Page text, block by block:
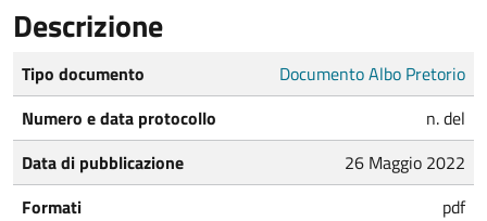
Descrizione
Tipo documento
Documento Albo Pretorio
Numero e data protocollo
n. del
Data di pubblicazione
26 Maggio 2022
Formati
pdf